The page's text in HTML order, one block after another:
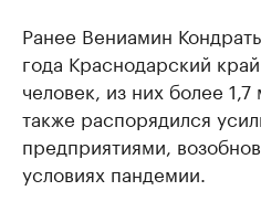
Ранее Вениамин
года Краснодарский
человек, из них более
также распорядился
предприятиями,
условиях пандемии.